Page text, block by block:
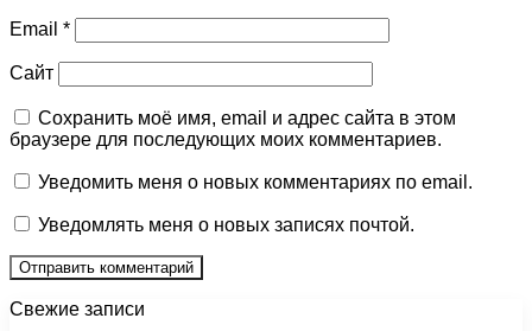
Email *
Сайт
Сохранить моё имя, email и адрес сайта в этом
браузере для последующих моих комментариев.
Уведомить меня о новых комментариях по email.
Уведомлять меня о новых записях почтой.
Свежие записи